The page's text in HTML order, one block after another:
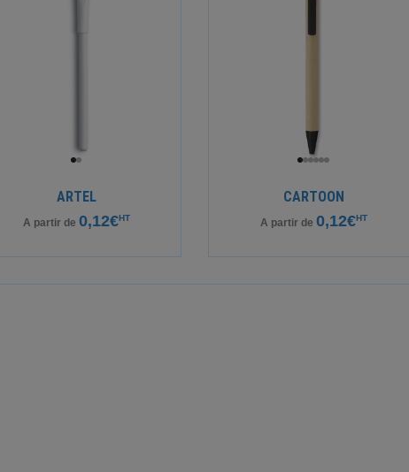
ARTEL
A partir de 0,12€HT
CARTOON
A partir de 0,12€HT